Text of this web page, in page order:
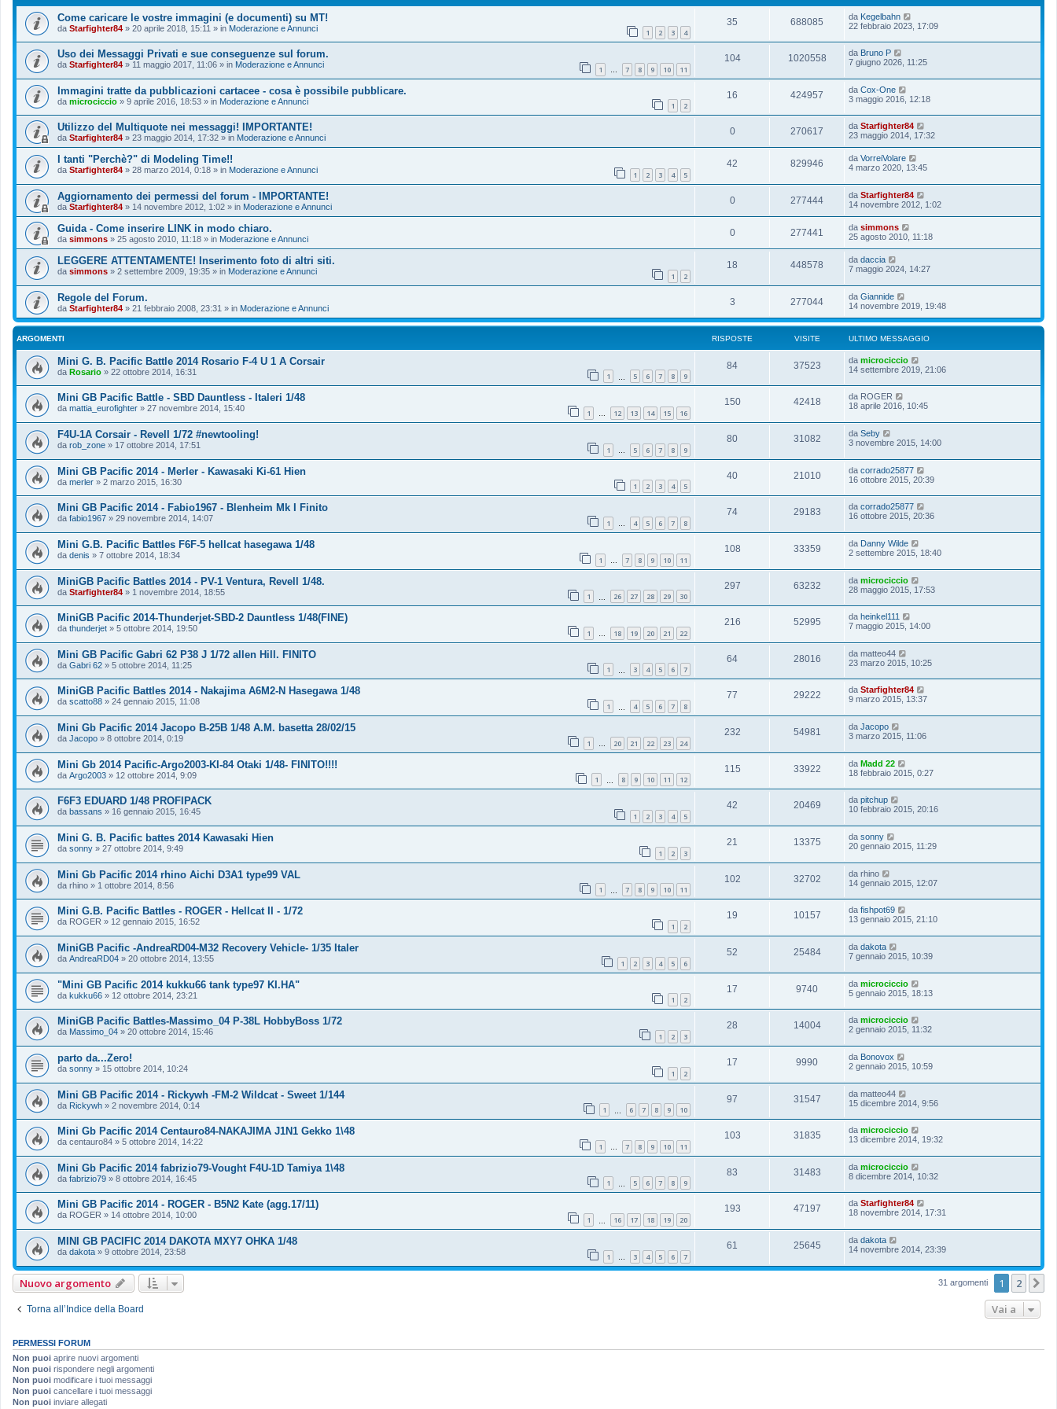
Come caricare le vostre immagini (e documenti) su MT!
da Starfighter84 » 20 aprile 2018, 15:11 » in Moderazione e Annunci 1 2 3 4
35 688085 da Kegelbahn
22 febbraio 2023, 17:09
Uso dei Messaggi Privati e sue conseguenze sul forum.
da Starfighter84 » 11 maggio 2017, 11:06 » in Moderazione e Annunci 1 … 7 8 9 10 11
104 1020558 da Bruno P
7 giugno 2026, 11:25
Immagini tratte da pubblicazioni cartacee - cosa è possibile pubblicare.
da microciccio » 9 aprile 2016, 18:53 » in Moderazione e Annunci 1 2
16 424957 da Cox-One
3 maggio 2016, 12:18
Utilizzo del Multiquote nei messaggi! IMPORTANTE!
da Starfighter84 » 23 maggio 2014, 17:32 » in Moderazione e Annunci
0 270617 da Starfighter84
23 maggio 2014, 17:32
I tanti "Perchè?" di Modeling Time!!
da Starfighter84 » 28 marzo 2014, 0:18 » in Moderazione e Annunci 1 2 3 4 5
42 829946 da VorreiVolare
4 marzo 2020, 13:45
Aggiornamento dei permessi del forum - IMPORTANTE!
da Starfighter84 » 14 novembre 2012, 1:02 » in Moderazione e Annunci
0 277444 da Starfighter84
14 novembre 2012, 1:02
Guida - Come inserire LINK in modo chiaro.
da simmons » 25 agosto 2010, 11:18 » in Moderazione e Annunci
0 277441 da simmons
25 agosto 2010, 11:18
LEGGERE ATTENTAMENTE! Inserimento foto di altri siti.
da simmons » 2 settembre 2009, 19:35 » in Moderazione e Annunci 1 2
18 448578 da daccia
7 maggio 2024, 14:27
Regole del Forum.
da Starfighter84 » 21 febbraio 2008, 23:31 » in Moderazione e Annunci
3 277044 da Giannide
14 novembre 2019, 19:48
ARGOMENTI RISPOSTE VISITE ULTIMO MESSAGGIO
Mini G. B. Pacific Battle 2014 Rosario F-4 U 1 A Corsair
da Rosario » 22 ottobre 2014, 16:31 1 5 6 7 8 9
84 37523 da microciccio
14 settembre 2019, 21:06
Mini GB Pacific Battle - SBD Dauntless - Italeri 1/48
da mattia_eurofighter » 27 novembre 2014, 15:40 1 … 12 13 14 15 16
150 42418 da ROGER
18 aprile 2016, 10:45
F4U-1A Corsair - Revell 1/72 #newtooling!
da rob_zone » 17 ottobre 2014, 17:51 1 … 5 6 7 8 9
80 31082 da Seby
3 novembre 2015, 14:00
Mini GB Pacific 2014 - Merler - Kawasaki Ki-61 Hien
da merler » 2 marzo 2015, 16:30 1 2 3 4 5
40 21010 da corrado25877
16 ottobre 2015, 20:39
Mini GB Pacific 2014 - Fabio1967 - Blenheim Mk I Finito
da fabio1967 » 29 novembre 2014, 14:07 1 … 4 5 6 7 8
74 29183 da corrado25877
16 ottobre 2015, 20:36
Mini G.B. Pacific Battles F6F-5 hellcat hasegawa 1/48
da denis » 7 ottobre 2014, 18:34 1 … 7 8 9 10 11
108 33359 da Danny Wilde
2 settembre 2015, 18:40
MiniGB Pacific Battles 2014 - PV-1 Ventura, Revell 1/48.
da Starfighter84 » 1 novembre 2014, 18:55 1 26 27 28 29 30
297 63232 da microciccio
28 maggio 2015, 17:53
MiniGB Pacific 2014-Thunderjet-SBD-2 Dauntless 1/48(FINE)
da thunderjet » 5 ottobre 2014, 19:50 1 … 18 19 20 21 22
216 52995 da heinkel111
7 maggio 2015, 14:00
Mini GB Pacific Gabri 62 P38 J 1/72 allen Hill. FINITO
da Gabri 62 » 5 ottobre 2014, 11:25 1 3 4 5 6 7
64 28016 da matteo44
23 marzo 2015, 10:25
MiniGB Pacific Battles 2014 - Nakajima A6M2-N Hasegawa 1/48
da scatto88 » 24 gennaio 2015, 11:08 1 4 5 6 7 8
77 29222 da Starfighter84
9 marzo 2015, 13:37
Mini Gb Pacific 2014 Jacopo B-25B 1/48 A.M. basetta 28/02/15
da Jacopo » 8 ottobre 2014, 0:19 1 … 20 21 22 23 24
232 54981 da Jacopo
3 marzo 2015, 11:06
Mini Gb 2014 Pacific-Argo2003-KI-84 Otaki 1/48- FINITO!!!!
da Argo2003 » 12 ottobre 2014, 9:09 1 8 9 10 11 12
115 33922 da Madd 22
18 febbraio 2015, 0:27
F6F3 EDUARD 1/48 PROFIPACK
da bassans » 16 gennaio 2015, 16:45 1 2 3 4 5
42 20469 da pitchup
10 febbraio 2015, 20:16
Mini G. B. Pacific battes 2014 Kawasaki Hien
da sonny » 27 ottobre 2014, 9:49 1 2 3
21 13375 da sonny
20 gennaio 2015, 11:29
Mini Gb Pacific 2014 rhino Aichi D3A1 type99 VAL
da rhino » 1 ottobre 2014, 8:56 1 7 8 9 10 11
102 32702 da rhino
14 gennaio 2015, 12:07
Mini G.B. Pacific Battles - ROGER - Hellcat II - 1/72
da ROGER » 12 gennaio 2015, 16:52 1 2
19 10157 da fishpot69
13 gennaio 2015, 21:10
MiniGB Pacific -AndreaRD04-M32 Recovery Vehicle- 1/35 Italer
da AndreaRD04 » 20 ottobre 2014, 13:55 1 2 3 4 5 6
52 25484 da dakota
7 gennaio 2015, 10:39
"Mini GB Pacific 2014 kukku66 tank type97 KI.HA"
da kukku66 » 12 ottobre 2014, 23:21 1 2
17 9740 da microciccio
5 gennaio 2015, 18:13
MiniGB Pacific Battles-Massimo_04 P-38L HobbyBoss 1/72
da Massimo_04 » 20 ottobre 2014, 15:46 1 2 3
28 14004 da microciccio
2 gennaio 2015, 11:32
parto da...Zero!
da sonny » 15 ottobre 2014, 10:24 1 2
17 9990 da Bonovox
2 gennaio 2015, 10:59
Mini GB Pacific 2014 - Rickywh -FM-2 Wildcat - Sweet 1/144
da Rickywh » 2 novembre 2014, 0:14 1 6 7 8 9 10
97 31547 da matteo44
15 dicembre 2014, 9:56
Mini Gb Pacific 2014 Centauro84-NAKAJIMA J1N1 Gekko 1\48
da centauro84 » 5 ottobre 2014, 14:22 1 … 7 8 9 10 11
103 31835 da microciccio
13 dicembre 2014, 19:32
Mini Gb Pacific 2014 fabrizio79-Vought F4U-1D Tamiya 1\48
da fabrizio79 » 8 ottobre 2014, 16:45 1 5 6 7 8 9
83 31483 da microciccio
8 dicembre 2014, 10:32
Mini GB Pacific 2014 - ROGER - B5N2 Kate (agg.17/11)
da ROGER » 14 ottobre 2014, 10:00 1 16 17 18 19 20
193 47197 da Starfighter84
18 novembre 2014, 17:31
MINI GB PACIFIC 2014 DAKOTA MXY7 OHKA 1/48
da dakota » 9 ottobre 2014, 23:58 1 … 3 4 5 6 7
61 25645 da dakota
14 novembre 2014, 23:39
Nuovo argomento 31 argomenti 1 2
Torna all’Indice della Board Vai a
PERMESSI FORUM
Non puoi aprire nuovi argomenti
Non puoi rispondere negli argomenti
Non puoi modificare i tuoi messaggi
Non puoi cancellare i tuoi messaggi
Non puoi inviare allegati